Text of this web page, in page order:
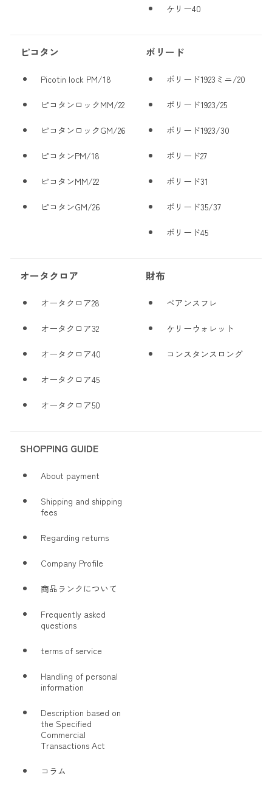
ケリー40
ピコタン
Picotin lock PM/18
ピコタンロックMM/22
ピコタンロックGM/26
ピコタンPM/18
ピコタンMM/22
ピコタンGM/26
ボリード
ボリード1923ミニ/20
ボリード1923/25
ボリード1923/30
ボリード27
ボリード31
ボリード35/37
ボリード45
オータクロア
オータクロア28
オータクロア32
オータクロア40
オータクロア45
オータクロア50
財布
ベアンスフレ
ケリーウォレット
コンスタンスロング
SHOPPING GUIDE
About payment
Shipping and shipping
fees
Regarding returns
Company Profile
商品ランクについて
Frequently asked
questions
terms of service
Handling of personal
information
Description based on
the Specified
Commercial
Transactions Act
コラム